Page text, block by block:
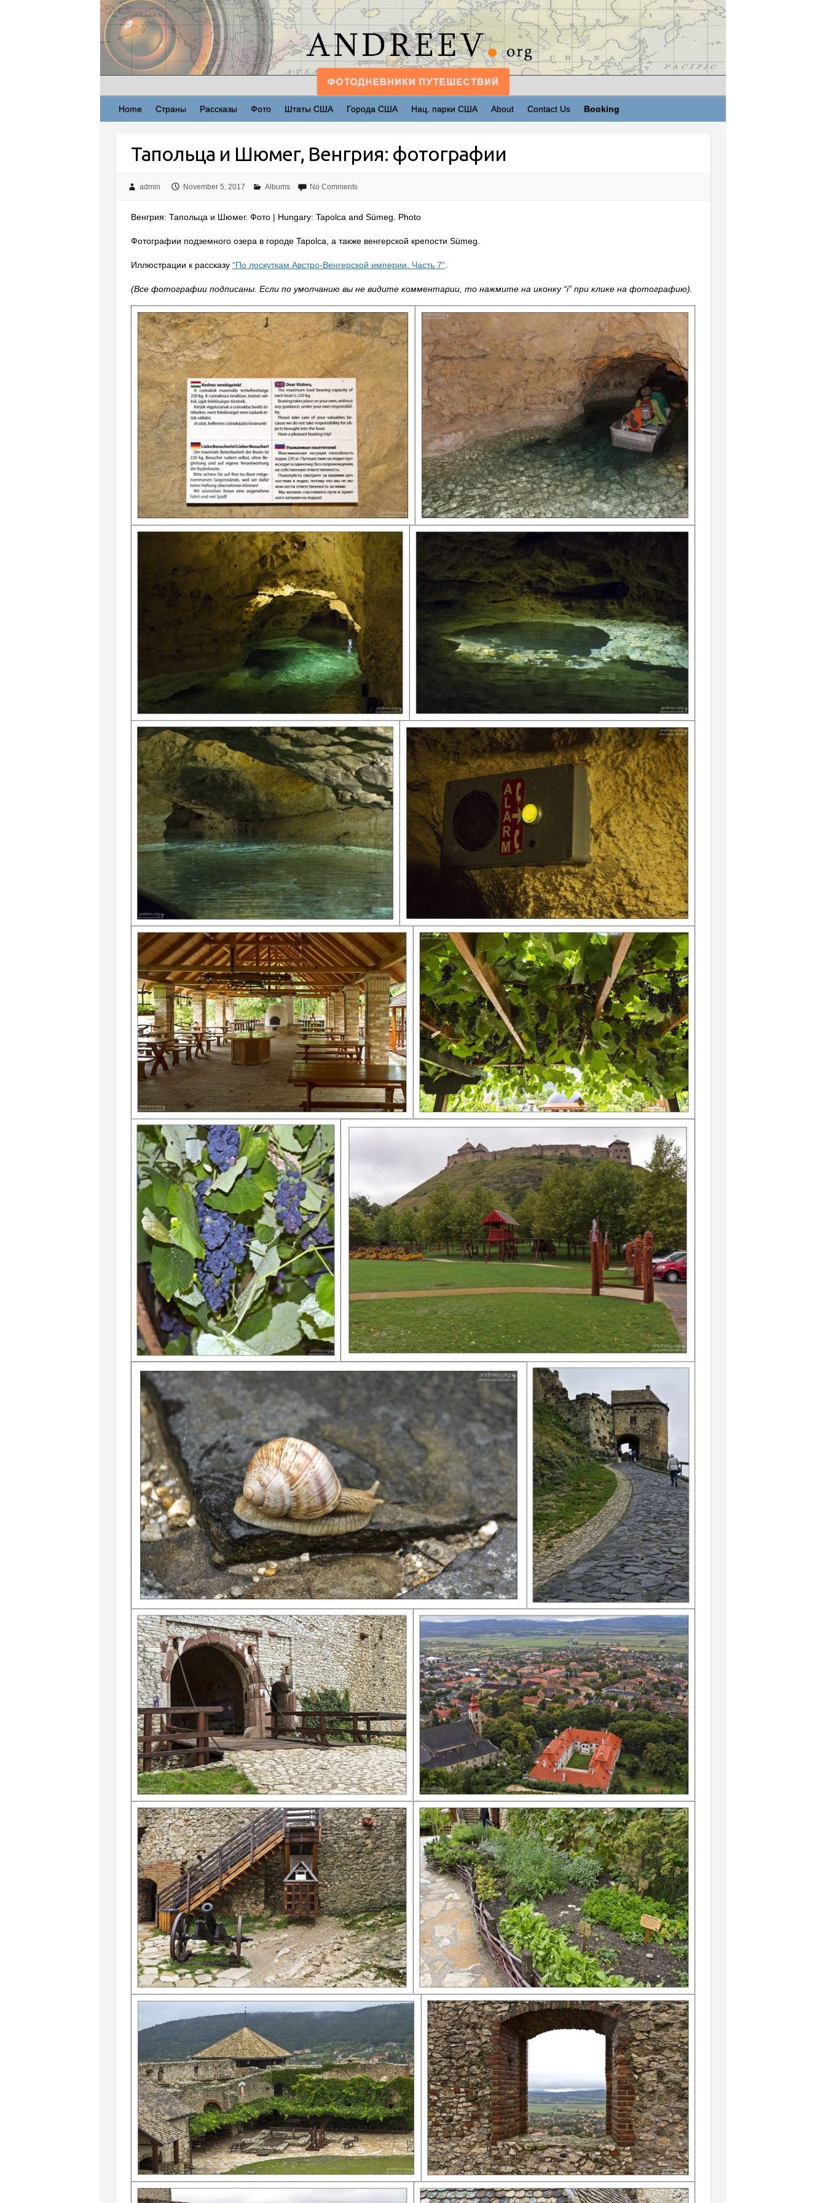
Home Страны Рассказы Фото Штаты США Города США Нац. парки США About Contact Us Booking
Тапольца и Шюмег, Венгрия: фотографии
admin November 5, 2017 Albums No Comments
Венгрия: Тапольца и Шюмег. Фото | Hungary: Tapolca and Sümeg. Photo
Фотографии подземного озера в городе Tapolca, а также венгерской крепости Sümeg.
Иллюстрации к рассказу “По лоскуткам Австро-Венгерской империи. Часть 7”.
(Все фотографии подписаны. Если по умолчанию вы не видите комментарии, то нажмите на иконку “i” при клике на фотографию).